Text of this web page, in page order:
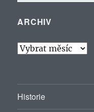
ARCHIV
Archiv
Historie